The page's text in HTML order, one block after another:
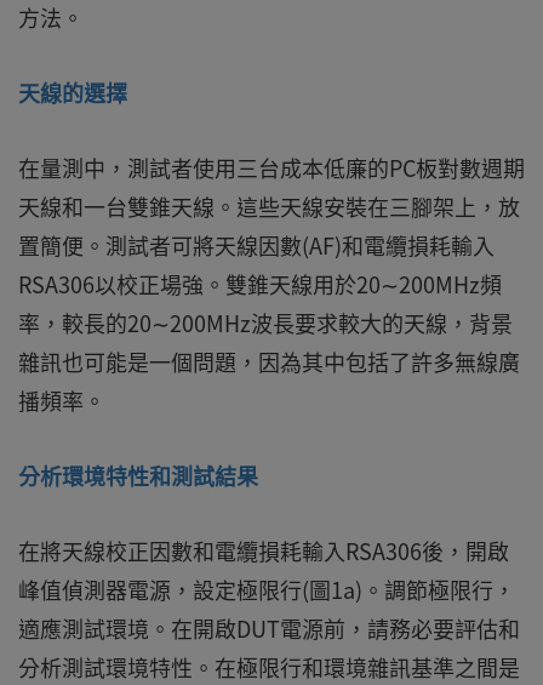
方法。
天線的選擇
在量測中，測試者使用三台成本低廉的PC板對數週期
天線和一台雙錐天線。這些天線安裝在三腳架上，放
置簡便。測試者可將天線因數(AF)和電纜損耗輸入
RSA306以校正場強。雙錐天線用於20∼200MHz頻
率，較長的20∼200MHz波長要求較大的天線，背景
雜訊也可能是一個問題，因為其中包括了許多無線廣
播頻率。
分析環境特性和測試結果
在將天線校正因數和電纜損耗輸入RSA306後，開啟
峰值偵測器電源，設定極限行(圖1a)。調節極限行，
適應測試環境。在開啟DUT電源前，請務必要評估和
分析測試環境特性。在極限行和環境雜訊基準之間是